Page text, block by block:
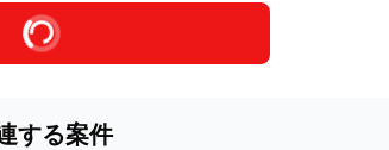
する案件